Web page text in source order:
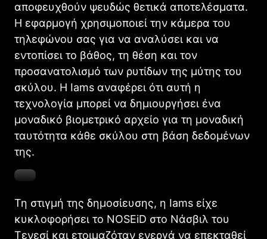
αποφευχθούν ψευδώς θετικά αποτελέσματα.
Η εφαρμογή χρησιμοποιεί την κάμερα του
τηλεφώνου σας για να αναλύσει και να
εντοπίσει το βάθος, τη θέση και τον
προσανατολισμό των ρυτίδων της μύτης του
σκύλου. Η Iams αναφέρει ότι αυτή η
τεχνολογία μπορεί να δημιουργήσει ένα
μοναδικό βιομετρικό αρχείο για τη μοναδική
ταυτότητα κάθε σκύλου στη βάση δεδομένων
της.
Τη στιγμή της δημοσίευσης, η Iams είχε
κυκλοφορήσει το NOSEiD στο Νάσβιλ του
Τενεσί και ετοιμαζόταν ενεργά να επεκταθεί